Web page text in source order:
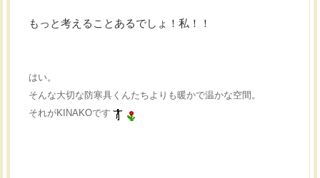
もっと考えることあるでしょ！私！！
はい。
そんな大切な防寒具くんたちよりも暖かで温かな空間。
それがKINAKOです